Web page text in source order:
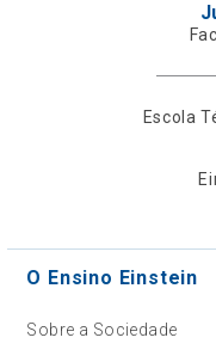
Escola
O Ensino Einstein
Sobre a Sociedade